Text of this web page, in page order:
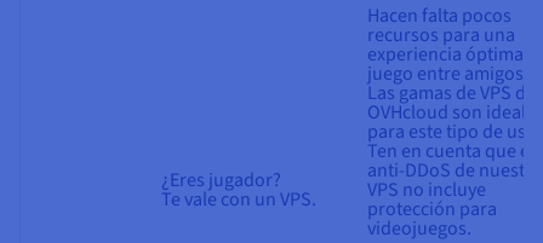
¿Eres jugador?
Te vale con un VPS.
Hacen falta pocos
recursos para una
experiencia óptima
juego entre amigos.
Las gamas de VPS de
OVHcloud son ideales
para este tipo de uso.
Ten en cuenta que el
anti-DDoS de
VPS no incluye
protección para
videojuegos.